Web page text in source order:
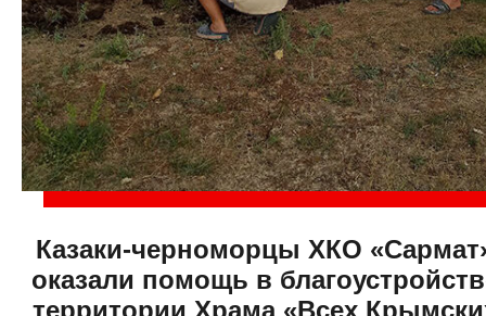
Казаки-черноморцы ХКО
оказали помощь в
территории Храма «Всех